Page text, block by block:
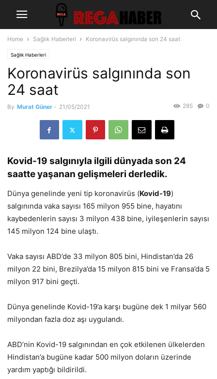
Home Sağlık Haberleri Koronavirüs salgınında son 24 saat
Sağlık Haberleri
Koronavirüs salgınında son
24 saat
By Murat Güner - 21/05/2021 0
285
Kovid-19 salgınıyla ilgili dünyada son 24
saatte yaşanan gelişmeleri derledik.
Dünya genelinde yeni tip koronavirüs (Kovid-19)
salgınında vaka sayısı 165 milyon 955 bine, hayatını
kaybedenlerin sayısı 3 milyon 438 bine, iyileşenlerin sayısı
145 milyon 124 bine ulaştı.
Vaka sayısı ABD’de 33 milyon 805 bini, Hindistan’da 26
milyon 22 bini, Brezilya’da 15 milyon 815 bini ve Fransa’da 5
milyon 917 bini geçti.
Dünya genelinde Kovid-19’a karşı bugüne dek 1 milyar 560
milyondan fazla doz aşı uygulandı.
ABD’nin Kovid-19 salgınından en çok etkilenen ülkelerden
Hindistan’a bugüne kadar 500 milyon doların üzerinde
yardım yaptığı bildirildi.